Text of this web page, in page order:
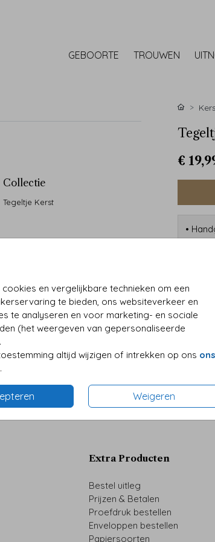
GEBOORTE TROUWEN
en vergelijkbare technieken om een
te bieden, ons websiteverkeer en
te analyseren en voor marketing- en sociale
(het weergeven van gepersonaliseerde
altijd wijzigen of intrekken op ons ons
.
Weigeren
Collectie
Tegeltje Kerst
€
•
• 90
•
•
•
•
Prijzen
Extra Producten
Bestel uitleg
Prijzen & Betalen
Proefdruk bestellen
Enveloppen bestellen
Papiersoorten